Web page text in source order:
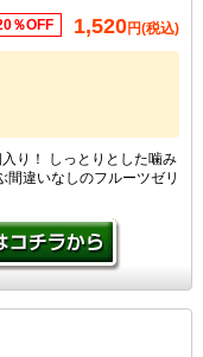
％OFF 1,520円(税込)
り！ しっとりとした噛み
間違いなしのフルーツゼリ